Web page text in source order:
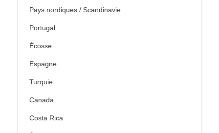
Pays nordiques / Scandinavie
Portugal
Écosse
Espagne
Turquie
Canada
Costa Rica